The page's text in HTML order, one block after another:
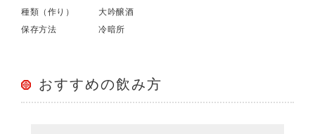
種類（作り）
大吟醸酒
保存方法
冷暗所
おすすめの飲み方